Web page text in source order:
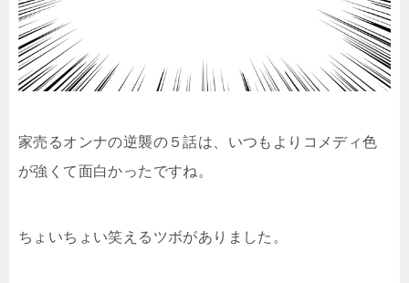
家売るオンナの逆襲の５話は、いつもよりコメディ色
が強くて面白かったですね。
ちょいちょい笑えるツボがありました。